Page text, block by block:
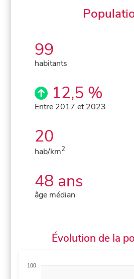
99
habitants
12,5 %
Entre 2017 et 2023
20
hab/km2
48 ans
âge médian
Évolution de la
100